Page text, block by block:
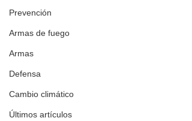
Prevención
Armas de fuego
Armas
Defensa
Cambio climático
Últimos artículos